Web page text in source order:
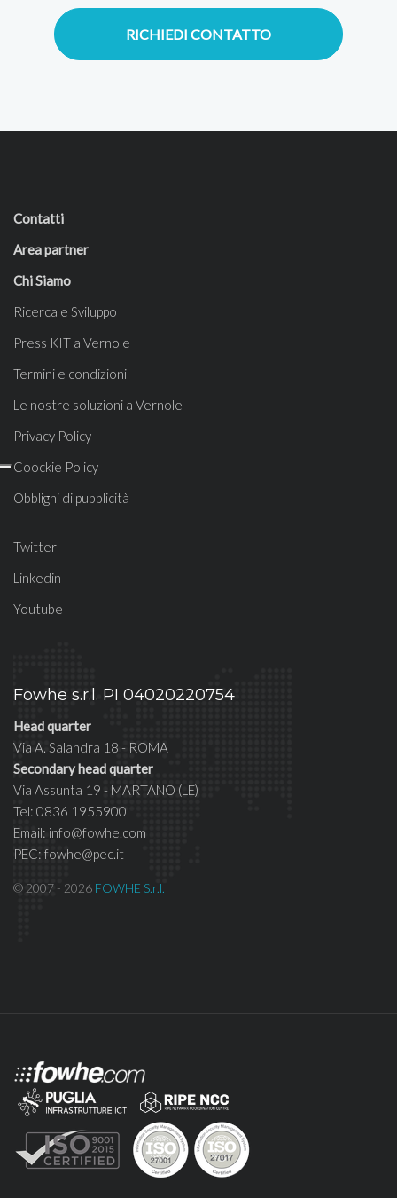
RICHIEDI CONTATTO
Contatti
Area partner
Chi Siamo
Ricerca e Sviluppo
Press KIT a Vernole
Termini e condizioni
Le nostre soluzioni a Vernole
Privacy Policy
Coockie Policy
Obblighi di pubblicità
Twitter
Linkedin
Youtube
Fowhe s.r.l. PI 04020220754
Head quarter
Via A. Salandra 18 - ROMA
Secondary head quarter
Via Assunta 19 - MARTANO (LE)
Tel: 0836 1955900
Email: info@fowhe.com
PEC: fowhe@pec.it
© 2007 - 2026 FOWHE S.r.l.